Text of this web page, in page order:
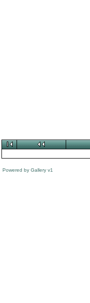
Powered by Gallery v1